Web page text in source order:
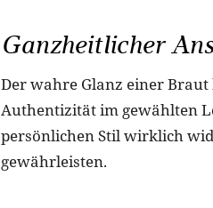
Ganzheitlicher
Der wahre Glanz einer
Authentizität im gewählten
persönlichen Stil wirklich
gewährleisten.